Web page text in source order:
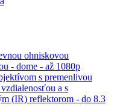
ohniskovou
- dome - až 1080p
s premenlivou
a s
(IR) reflektorom - do 8.3